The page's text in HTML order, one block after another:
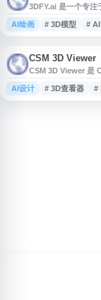
3DFY.ai 是一个专注
视、电商、虚拟现实
助用户从文本或图像
AI绘画 # 3D模型 #
CSM 3D Viewer
CSM 3D Viewer 是
面向 3D 模型预览、
容，便于快速查看模
AI设计 # 3D查看器 #